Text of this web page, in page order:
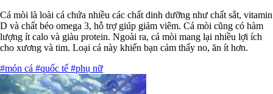
Cá mòi là loài cá chứa nhiều các chất dinh dưỡng như chất sắt, vitamin
D và chất béo omega 3, hỗ trợ giúp giảm viêm. Cá mòi cũng có hàm
lượng ít calo và giàu protein. Ngoài ra, cá mòi mang lại nhiều lợi ích
cho xương và tim. Loại cá này khiến bạn cảm thấy no, ăn ít hơn.
#món cá #quốc tế #phụ nữ